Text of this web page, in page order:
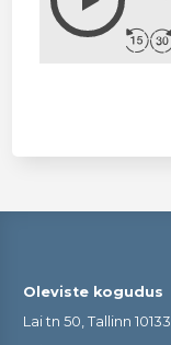
Oleviste kogudus
Lai tn 50, Tallinn 10133